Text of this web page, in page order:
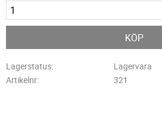
KÖP
Lagerstatus
Lagervara
Artikelnr
321